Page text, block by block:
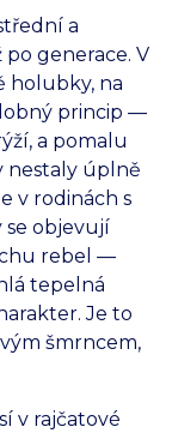
a
generace. V
holubky, na
princip —
a pomalu
nestaly úplně
v rodinách s
se objevují
rebel —
tepelná
Je to
šmrncem,
v rajčatové